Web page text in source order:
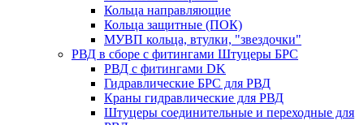
Кольца направляющие
Кольца защитные (ПОК)
МУВП кольца, втулки, "звездочки"
РВД в сборе с фитингами Штуцеры БРС
РВД с фитингами DK
Гидравлические БРС для РВД
Краны гидравлические для РВД
Штуцеры соединительные и переходные для